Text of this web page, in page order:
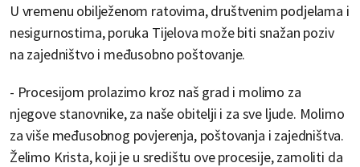
U vremenu obilježenom ratovima, društvenim podjelama i
nesigurnostima, poruka Tijelova može biti snažan poziv
na zajedništvo i međusobno poštovanje.
- Procesijom prolazimo kroz naš grad i molimo za
njegove stanovnike, za naše obitelji i za sve ljude. Molimo
za više međusobnog povjerenja, poštovanja i zajedništva.
Želimo Krista, koji je u središtu ove procesije, zamoliti da